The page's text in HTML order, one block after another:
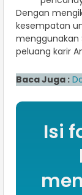
Dengan
kesempatan
menggunakan
peluang karir
Baca Juga :
Isi